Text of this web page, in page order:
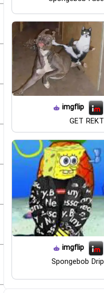
imgflip
GET REKT
imgflip
Spongebob Drip